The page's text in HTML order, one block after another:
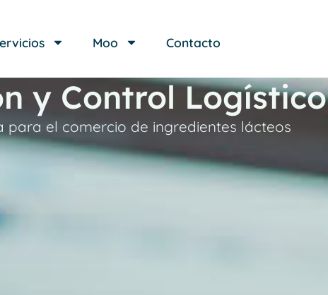
Moo Contacto
y Control Logístico
para el comercio de ingredientes lácteos